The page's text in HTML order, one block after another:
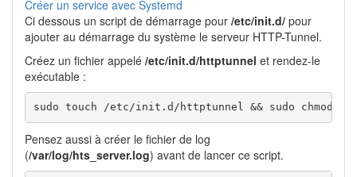
Créer un service avec Systemd
Ci dessous un script de démarrage pour /etc/init.d/ pour
ajouter au démarrage du système le serveur HTTP-Tunnel.
Créez un fichier appelé /etc/init.d/httptunnel et rendez-le
exécutable :
sudo touch /etc/init.d/httptunnel && sudo chmod
Pensez aussi à créer le fichier de log
(/var/log/hts_server.log) avant de lancer ce script.